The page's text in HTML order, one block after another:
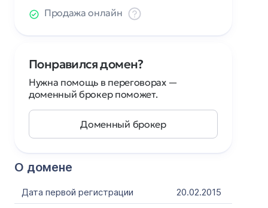
О домене
Дата первой регистрации
20.02.2015
Продажа онлайн
Понравился домен?
Нужна помощь в переговорах —
доменный брокер поможет.
Доменный брокер